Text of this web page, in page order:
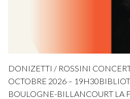
DONIZETTI / ROSSINI
OCTOBRE 2026 –
BOULOGNE-BILLANCOURT LA